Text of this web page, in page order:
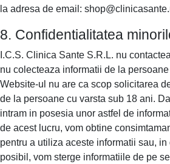
la adresa de email:
8. Confidentialitatea
I.C.S. Clinica Sante S.R.L. nu
nu colecteaza informatii de la
Website-ul nu are ca scop solicitarea
de la persoane cu varsta sub 18 ani.
intram in posesia unor astfel de
de acest lucru, vom obtine
pentru a utiliza aceste informatii sau,
posibil, vom sterge informatiile de pe